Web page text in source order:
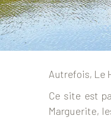
Autrefois, Le
Ce site est
Marguerite,